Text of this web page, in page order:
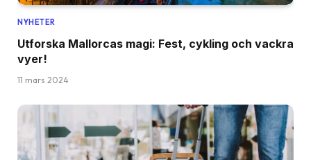
NYHETER
Utforska Mallorcas magi: Fest, cykling och vackra
vyer!
11 mars 2024